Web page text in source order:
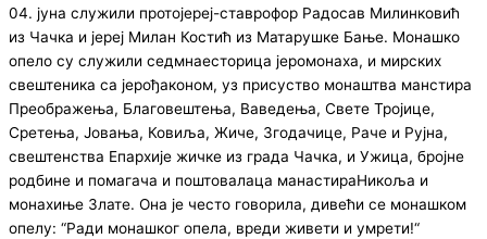
04. јуна служили протoјереј-ставрофор Радосав Милинковић
из Чачка и јереј Милан Костић из Матарушке Бање. Монашко
опело су служили седмнаесторица јеромонаха, и мирских
свештеника са јерођаконом, уз присуство монаштва манстира
Преображења, Благовештења, Ваведења, Свете Тројице,
Сретења, Јовања, Ковиља, Жиче, Згодачице, Раче и Рујна,
свештенства Епархије жичке из града Чачка, и Ужица, бројне
родбине и помагача и поштовалаца манастираНикоља и
монахиње Злате. Она је често говорила, дивећи се монашком
опелу: “Ради монашког опела, вреди живети и умрети!“